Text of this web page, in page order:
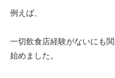
例えば、
一切飲食店経験がないにも
始めました。